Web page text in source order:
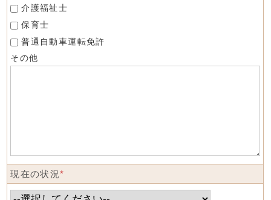
介護福祉士
保育士
普通自動車運転免許
その他
現在の状況*